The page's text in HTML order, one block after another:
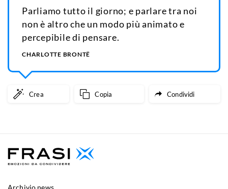
Parliamo tutto il giorno; e parlare tra noi
non è altro che un modo più animato e
percepibile di pensare.
CHARLOTTE BRONTË
Crea Copia Condividi
Archivio news